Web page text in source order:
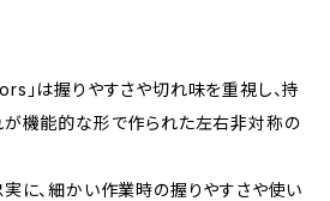
」は握りやすさや切れ味を重視し、持
機能的な形で作られた左右非対称の
に、細かい作業時の握りやすさや使い